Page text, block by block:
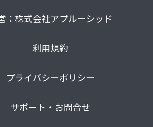
：株式会社アプルーシッド
利用規約
プライバシーポリシー
サポート・お問合せ